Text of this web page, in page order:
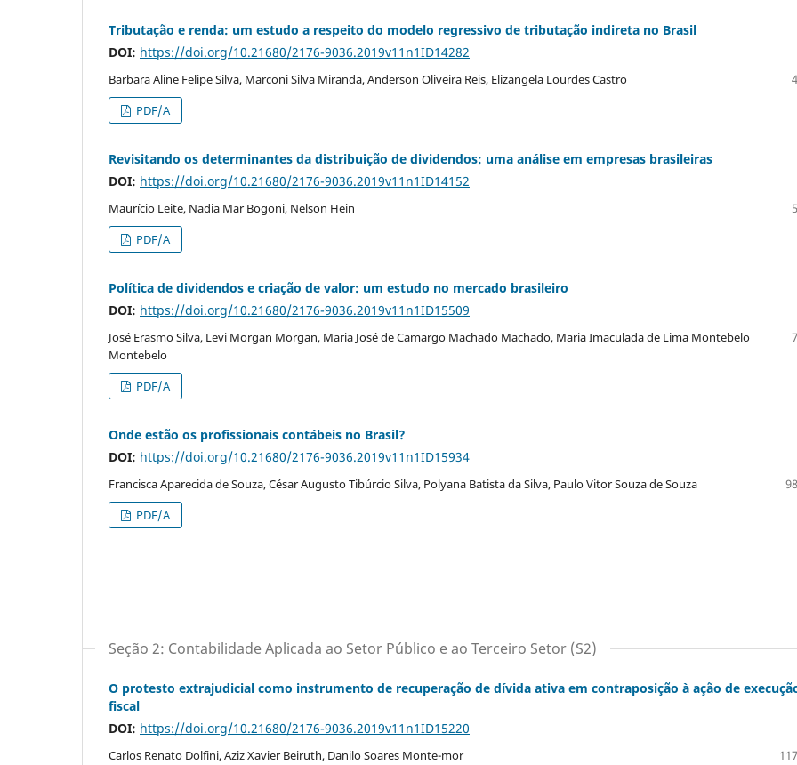
Tributação e renda: um estudo a respeito do modelo regressivo de tributação indireta no Brasil
DOI: https://doi.org/10.21680/2176-9036.2019v11n1ID14282
Barbara Aline Felipe Silva, Marconi Silva Miranda, Anderson Oliveira Reis, Elizangela Lourdes Castro
PDF/A
Revisitando os determinantes da distribuição de dividendos: uma análise em empresas brasileiras
DOI: https://doi.org/10.21680/2176-9036.2019v11n1ID14152
Maurício Leite, Nadia Mar Bogoni, Nelson Hein
PDF/A
Política de dividendos e criação de valor: um estudo no mercado brasileiro
DOI: https://doi.org/10.21680/2176-9036.2019v11n1ID15509
José Erasmo Silva, Levi Morgan Morgan, Maria José de Camargo Machado Machado, Maria Imaculada de Lima Montebelo
Montebelo
PDF/A
Onde estão os profissionais contábeis no Brasil?
DOI: https://doi.org/10.21680/2176-9036.2019v11n1ID15934
Francisca Aparecida de Souza, César Augusto Tibúrcio Silva, Polyana Batista da Silva, Paulo Vitor Souza de Souza
PDF/A
Seção 2: Contabilidade Aplicada ao Setor Público e ao Terceiro Setor (S2)
O protesto extrajudicial como instrumento de recuperação de dívida ativa em contraposição à ação de
fiscal
DOI: https://doi.org/10.21680/2176-9036.2019v11n1ID15220
Carlos Renato Dolfini, Aziz Xavier Beiruth, Danilo Soares Monte-mor